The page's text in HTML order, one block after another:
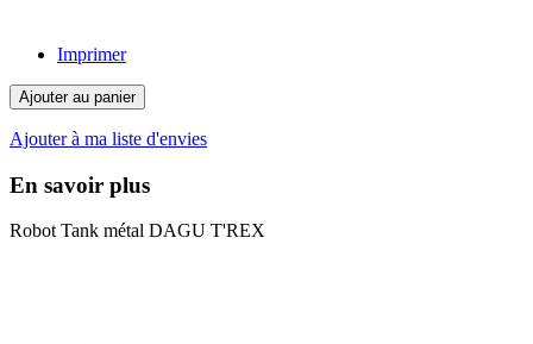
Imprimer
Ajouter au panier
Ajouter à ma liste d'envies
En savoir plus
Robot Tank métal DAGU T'REX